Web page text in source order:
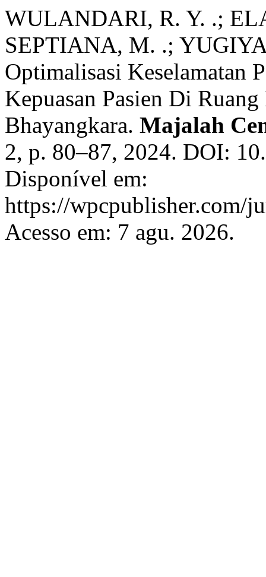
WULANDARI, R. Y. .;
SEPTIANA, M. .;
Optimalisasi Keselamatan
Kepuasan Pasien Di
Bhayangkara. Majalah
2, p. 80–87, 2024. DOI:
Disponível em:
https://wpcpublisher.com/
Acesso em: 7 agu. 2026.